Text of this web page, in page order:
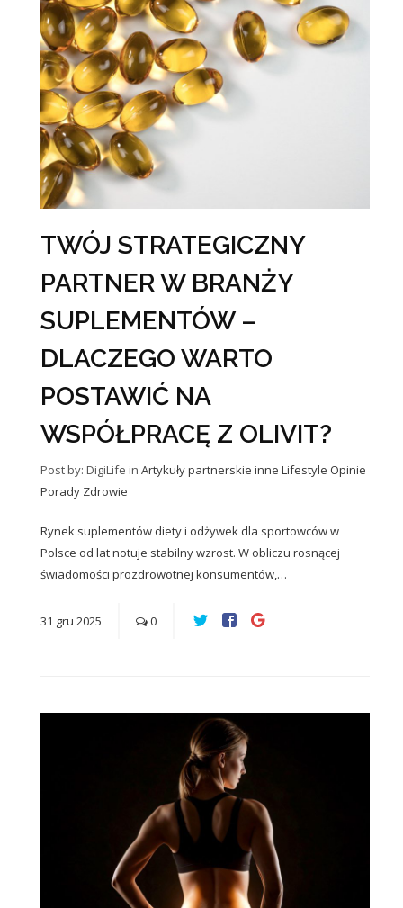
TWÓJ STRATEGICZNY
PARTNER W BRANŻY
SUPLEMENTÓW –
DLACZEGO WARTO
POSTAWIĆ NA
WSPÓŁPRACĘ Z OLIVIT?
Post by: DigiLife in Artykuły partnerskie inne Lifestyle Opinie
Porady Zdrowie
Rynek suplementów diety i odżywek dla sportowców w
Polsce od lat notuje stabilny wzrost. W obliczu rosnącej
świadomości prozdrowotnej konsumentów,…
31 gru 2025 0